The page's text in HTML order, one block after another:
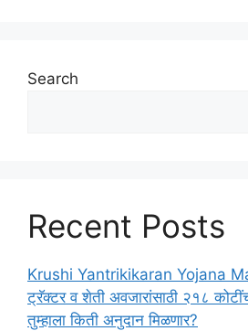
Search
Recent Posts
Krushi Yantrikikaran Yojana
ट्रॅक्टर व शेती अवजारांसाठी २१८
तुम्हाला किती अनुदान मिळणार?